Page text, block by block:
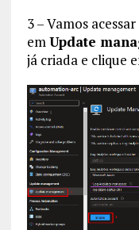
3 – Vamos
emUpdate
já criada e clique